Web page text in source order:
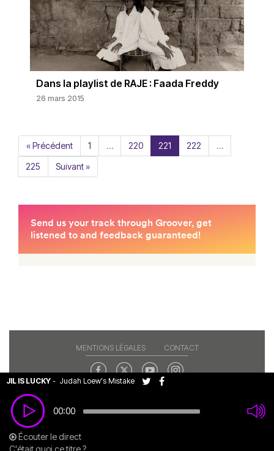
Dans la playlist de RAJE : Faada Freddy
26 mars 2015
« Précédent 1 … 220 221 222
…
225
Suivant »
00:00
JIL IS LUCKY - Judah Loew's Mistake
Écouter le direct
C'était quoi ce titre ?
MENTIONS LÉGALES CONTACT